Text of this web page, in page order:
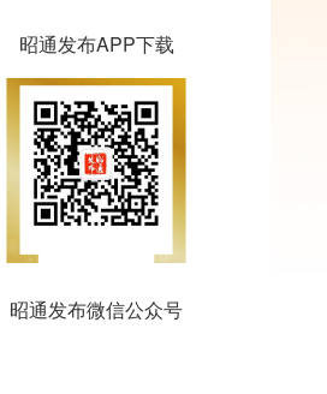
昭通发布APP下载
昭通发布微信公众号